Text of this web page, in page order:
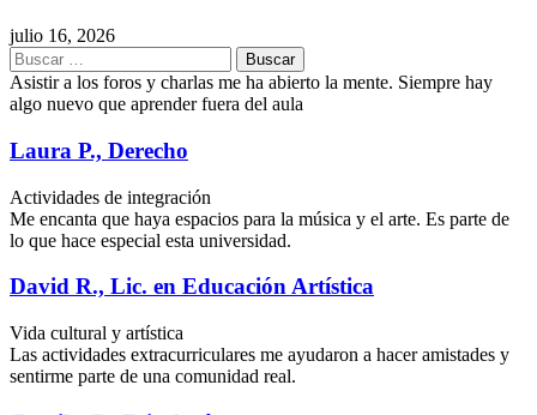
julio 16, 2026
Buscar:
Asistir a los foros y charlas me ha abierto la mente. Siempre hay
algo nuevo que aprender fuera del aula
Laura P., Derecho
Actividades de integración
Me encanta que haya espacios para la música y el arte. Es parte de
lo que hace especial esta universidad.
David R., Lic. en Educación Artística
Vida cultural y artística
Las actividades extracurriculares me ayudaron a hacer amistades y
sentirme parte de una comunidad real.